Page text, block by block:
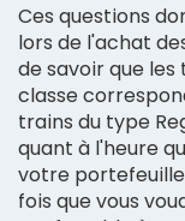
Ces questions
lors de l'achat
de savoir que
classe
trains du type
quant à l'heure
votre portefeuille
fois que vous